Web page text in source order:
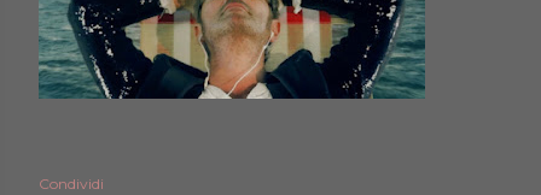
Condividi